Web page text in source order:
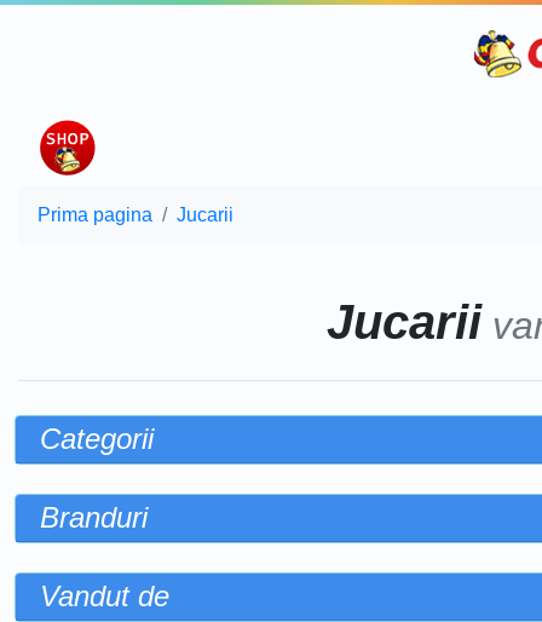
Prima pagina Jucarii
Jucarii
Categorii
Branduri
Vandut de